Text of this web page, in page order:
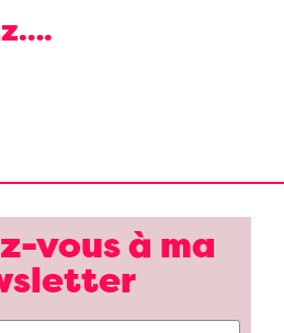
vous à ma